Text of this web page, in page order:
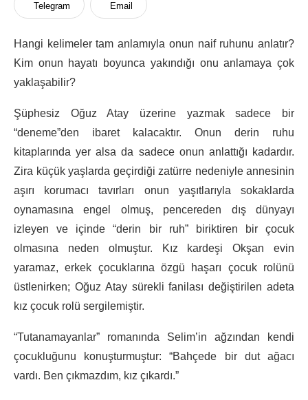
Telegram Email
Hangi kelimeler tam anlamıyla onun naif ruhunu anlatır?
Kim onun hayatı boyunca yakındığı onu anlamaya çok
yaklaşabilir?
Şüphesiz Oğuz Atay üzerine yazmak sadece bir
“deneme”den ibaret kalacaktır. Onun derin ruhu
kitaplarında yer alsa da sadece onun anlattığı kadardır.
Zira küçük yaşlarda geçirdiği zatürre nedeniyle annesinin
aşırı korumacı tavırları onun yaşıtlarıyla sokaklarda
oynamasına engel olmuş, pencereden dış dünyayı
izleyen ve içinde “derin bir ruh” biriktiren bir çocuk
olmasına neden olmuştur. Kız kardeşi Okşan evin
yaramaz, erkek çocuklarına özgü haşarı çocuk rolünü
üstlenirken; Oğuz Atay sürekli fanilası değiştirilen adeta
kız çocuk rolü sergilemiştir.
“Tutanamayanlar” romanında Selim’in ağzından kendi
çocukluğunu konuşturmuştur: “Bahçede bir dut ağacı
vardı. Ben çıkmazdım, kız çıkardı.”